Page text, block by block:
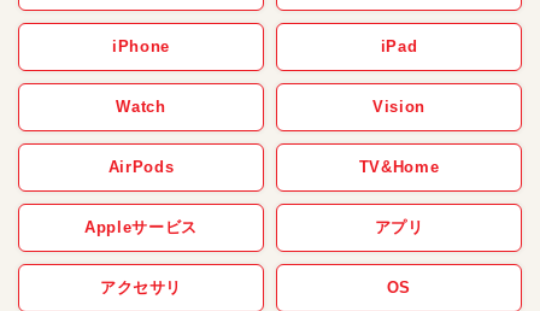
iPhone iPad
Watch Vision
AirPods TV&Home
Appleサービス アプリ
アクセサリ OS